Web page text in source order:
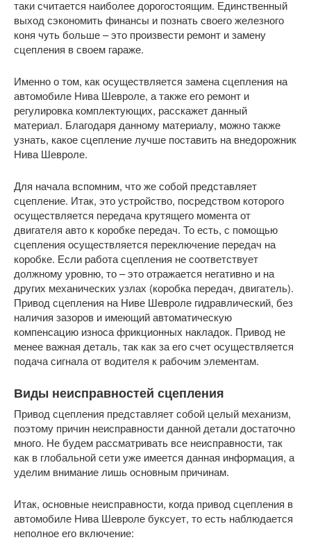
таки считается наиболее дорогостоящим. Единственный
выход сэкономить финансы и познать своего железного
коня чуть больше – это произвести ремонт и замену
сцепления в своем гараже.
Именно о том, как осуществляется замена сцепления на
автомобиле Нива Шевроле, а также его ремонт и
регулировка комплектующих, расскажет данный
материал. Благодаря данному материалу, можно также
узнать, какое сцепление лучше поставить на внедорожник
Нива Шевроле.
Для начала вспомним, что же собой представляет
сцепление. Итак, это устройство, посредством которого
осуществляется передача крутящего момента от
двигателя авто к коробке передач. То есть, с помощью
сцепления осуществляется переключение передач на
коробке. Если работа сцепления не соответствует
должному уровню, то – это отражается негативно и на
других механических узлах (коробка передач, двигатель).
Привод сцепления на Ниве Шевроле гидравлический, без
наличия зазоров и имеющий автоматическую
компенсацию износа фрикционных накладок. Привод не
менее важная деталь, так как за его счет осуществляется
подача сигнала от водителя к рабочим элементам.
Виды неисправностей сцепления
Привод сцепления представляет собой целый механизм,
поэтому причин неисправности данной детали достаточно
много. Не будем рассматривать все неисправности, так
как в глобальной сети уже имеется данная информация, а
уделим внимание лишь основным причинам.
Итак, основные неисправности, когда привод сцепления в
автомобиле Нива Шевроле буксует, то есть наблюдается
неполное его включение: